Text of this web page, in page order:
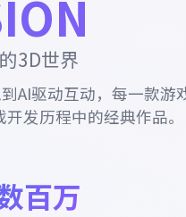
3D世界
AI驱动互动，每一款游
发历程中的经典作品。
百万